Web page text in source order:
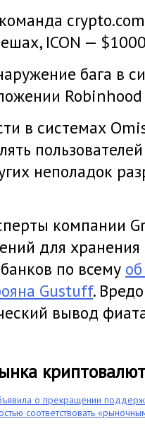
ICON —
бага в
в системах
неполадок
компании
для
по всему
Gustuff.
вывод
криптовалют
о прекращении
соответствовать